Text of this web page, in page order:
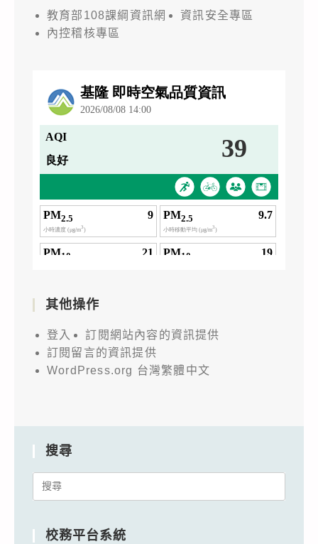
教育部108課綱資訊網
資訊安全專區
內控稽核專區
其他操作
登入
訂閱網站內容的資訊提供
訂閱留言的資訊提供
WordPress.org 台灣繁體中文
搜尋
Search
校務平台系統